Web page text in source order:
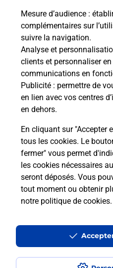
Mesure d’audience :
complémentaires sur
suivre la navigation.
Analyse et
clients et personnaliser
communications en
Publicité : permettre de
en lien avec vos centres
en dehors.
En cliquant sur "Accepter
tous les cookies. Le
fermer" vous permet
les cookies nécessaires
seront déposés. Vous
tout moment ou obtenir
notre politique de cookies.
Comment La Poste
à votre sécurité au
Puis-je passer mon
avec La Poste et
conditions ?
Localiser Liste Aveyron
Accessibilité : partiellement
Conditions contractuelles